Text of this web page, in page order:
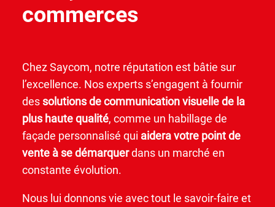
commerces
Chez Saycom, notre réputation est bâtie sur
l’excellence. Nos experts s’engagent à fournir
dessolutions de communication visuelle de la
plus haute qualité, comme un habillage de
façade personnalisé qui aidera votre point de
vente à se démarquerdans un marché en
constante évolution.
Nous lui donnons vie avec tout le savoir-faire et